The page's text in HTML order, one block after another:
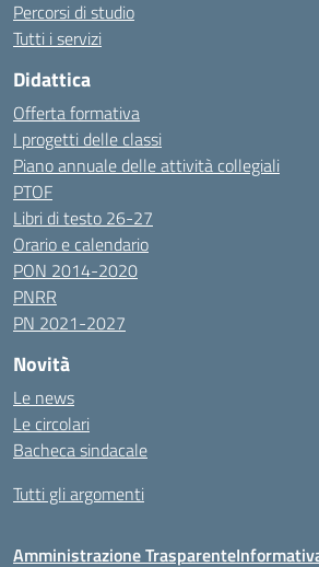
Percorsi di studio
Tutti i servizi
Didattica
Offerta formativa
I progetti delle classi
Piano annuale delle attività collegiali
PTOF
Libri di testo 26-27
Orario e calendario
PON 2014-2020
PNRR
PN 2021-2027
Novità
Le news
Le circolari
Bacheca sindacale
Tutti gli argomenti
Amministrazione Trasparente